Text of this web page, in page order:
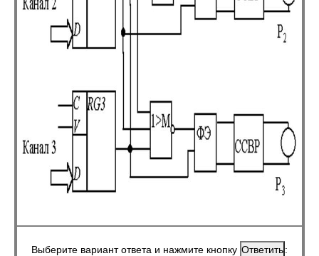
Выберите вариант ответа и нажмите кнопку :